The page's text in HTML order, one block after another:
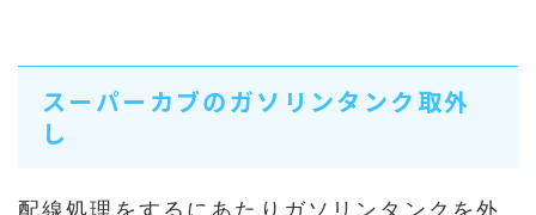
スーパーカブのガソリンタンク取外
し
配線処理をするにあたりガソリンタンクを外